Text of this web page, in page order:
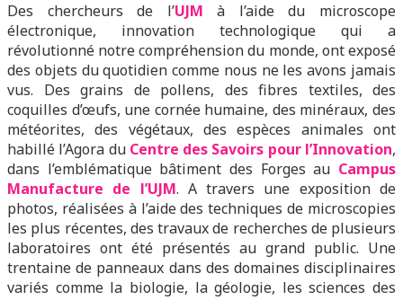
Des chercheurs de l’UJM à l’aide du microscope
électronique, innovation technologique qui a
révolutionné notre compréhension du monde, ont exposé
des objets du quotidien comme nous ne les avons jamais
vus. Des grains de pollens, des fibres textiles, des
coquilles d’œufs, une cornée humaine, des minéraux, des
météorites, des végétaux, des espèces animales ont
habillé l’Agora du Centre des Savoirs pour l’Innovation,
dans l’emblématique bâtiment des Forges au Campus
Manufacture de l’UJM. A travers une exposition de
photos, réalisées à l’aide des techniques de microscopies
les plus récentes, des travaux de recherches de plusieurs
laboratoires ont été présentés au grand public. Une
trentaine de panneaux dans des domaines disciplinaires
variés comme la biologie, la géologie, les sciences des